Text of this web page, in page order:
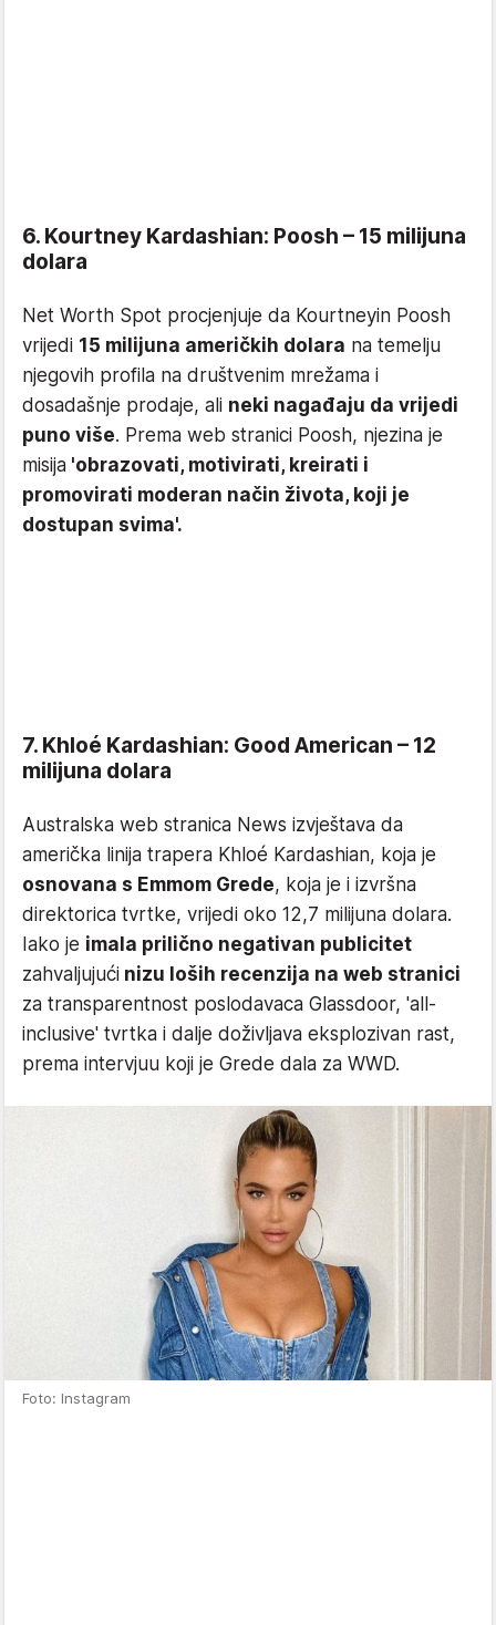
6. Kourtney Kardashian: Poosh – 15 milijuna
dolara
Net Worth Spot procjenjuje da Kourtneyin Poosh
vrijedi 15 milijuna američkih dolara na temelju
njegovih profila na društvenim mrežama i
dosadašnje prodaje, ali neki nagađaju da vrijedi
puno više. Prema web stranici Poosh, njezina je
misija 'obrazovati, motivirati, kreirati i
promovirati moderan način života, koji je
dostupan svima'.
7. Khloé Kardashian: Good American – 12
milijuna dolara
Australska web stranica News izvještava da
američka linija trapera Khloé Kardashian, koja je
osnovana s Emmom Grede, koja je i izvršna
direktorica tvrtke, vrijedi oko 12,7 milijuna dolara.
Iako je imala prilično negativan publicitet
zahvaljujući nizu loših recenzija na web stranici
za transparentnost poslodavaca Glassdoor, 'all-
inclusive' tvrtka i dalje doživljava eksplozivan rast,
prema intervjuu koji je Grede dala za WWD.
Foto: Instagram